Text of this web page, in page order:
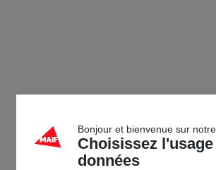
Bonjour et bienvenue sur
Choisissez
données